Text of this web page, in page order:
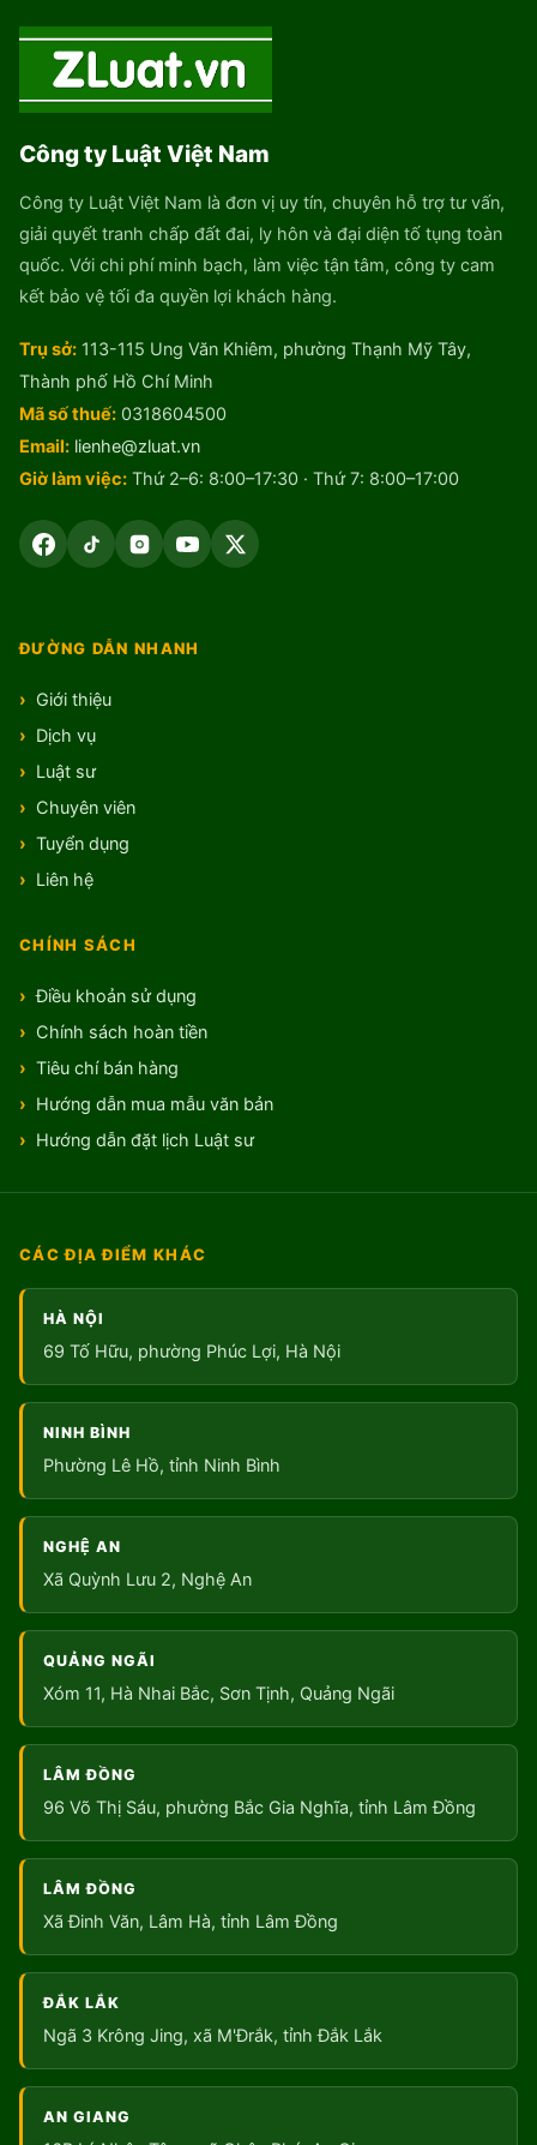
Công ty Luật Việt Nam
Công ty Luật Việt Nam là đơn vị uy tín, chuyên hỗ trợ tư vấn,
giải quyết tranh chấp đất đai, ly hôn và đại diện tố tụng toàn
quốc. Với chi phí minh bạch, làm việc tận tâm, công ty cam
kết bảo vệ tối đa quyền lợi khách hàng.
Trụ sở: 113-115 Ung Văn Khiêm, phường Thạnh Mỹ Tây,
Thành phố Hồ Chí Minh
Mã số thuế: 0318604500
Email: lienhe@zluat.vn
Giờ làm việc: Thứ 2–6: 8:00–17:30 · Thứ 7: 8:00–17:00
ĐƯỜNG DẪN NHANH
Giới thiệu
Dịch vụ
Luật sư
Chuyên viên
Tuyển dụng
Liên hệ
CHÍNH SÁCH
Điều khoản sử dụng
Chính sách hoàn tiền
Tiêu chí bán hàng
Hướng dẫn mua mẫu văn bản
Hướng dẫn đặt lịch Luật sư
CÁC ĐỊA ĐIỂM KHÁC
HÀ NỘI
69 Tố Hữu, phường Phúc Lợi, Hà Nội
NINH BÌNH
Phường Lê Hồ, tỉnh Ninh Bình
NGHỆ AN
Xã Quỳnh Lưu 2, Nghệ An
QUẢNG NGÃI
Xóm 11, Hà Nhai Bắc, Sơn Tịnh, Quảng Ngãi
LÂM ĐỒNG
96 Võ Thị Sáu, phường Bắc Gia Nghĩa, tỉnh Lâm Đồng
LÂM ĐỒNG
Xã Đinh Văn, Lâm Hà, tỉnh Lâm Đồng
ĐẮK LẮK
Ngã 3 Krông Jing, xã M'Đrắk, tỉnh Đắk Lắk
AN GIANG